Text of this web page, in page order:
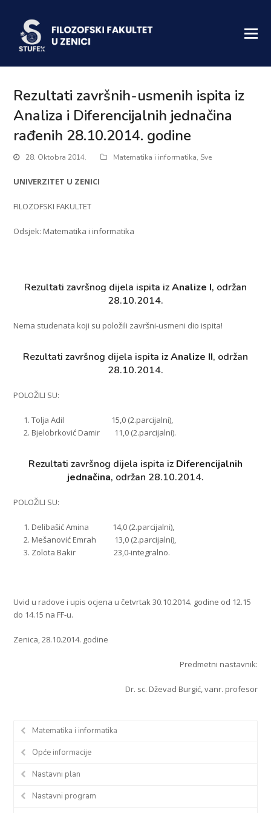
Rezultati završnih-usmenih ispita iz
Analiza i Diferencijalnih jednačina
rađenih 28.10.2014. godine
28. Oktobra 2014. Matematika i informatika, Sve
UNIVERZITET U ZENICI
FILOZOFSKI FAKULTET
Odsjek: Matematika i informatika
Rezultati završnog dijela ispita izAnalize I, održan
28.10.2014.
Nema studenata koji su položili završni-usmeni dio ispita!
Rezultati završnog dijela ispita izAnalize II, održan
28.10.2014.
POLOŽILI SU:
Tolja Adil 15,0 (2.parcijalni),
Bjelobrković Damir 11,0 (2.parcijalni).
Rezultati završnog dijela ispita iz Diferencijalnih
jednačina, održan 28.10.2014.
POLOŽILI SU:
Delibašić Amina 14,0 (2.parcijalni),
Mešanović Emrah 13,0 (2.parcijalni),
Zolota Bakir 23,0-integralno.
Uvid u radove i upis ocjena u četvrtak 30.10.2014. godine od 12.15
do 14.15 na FF-u.
Zenica, 28.10.2014. godine
Predmetni nastavnik:
Dr. sc. Dževad Burgić, vanr. profesor
Matematika i informatika
Opće informacije
Nastavni plan
Nastavni program